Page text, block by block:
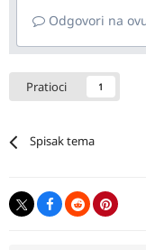
Odgovori na
Pratioci 1
Spisak tema